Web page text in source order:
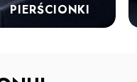
PIERŚCIONKI